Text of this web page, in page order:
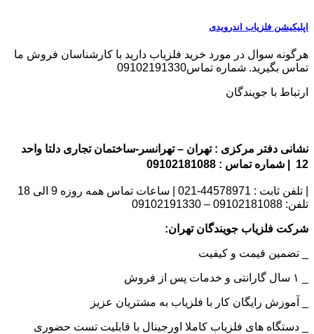
اپلیکیشن فلزیاب اندرویدی
هرگونه سوال در مورد خرید فلزیاب دارید با کارشناسان فروش ما
تماس بگیرید. شماره تماس09102191330
ارتباط با جویندگان
نشانی دفتر مرکزی : تهران – تهرانسر-ساختمان تجاری دلتا واحد
12 | شماره تماس : 09102181088
| تلفن ثابت : 44578971-021 | ساعات تماس همه روزه 9 الی 18
تلفن: 09102181088 – 09102191330
شرکت فلزیاب جویندگان تهران:
_ تضمین قیمت و کیفیت
_ آموزش رایگان کار با فلزیاب به مشتریان عزیز
_ دستگاه های فلزیاب کاملا اورجینال با قابلیت تست حضوری